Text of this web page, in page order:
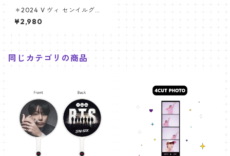
＊2024 V ヴィ センイルグッ
ズ ＊フォトカードコレクショ
ンブック [K☆PARK / K-STAR
¥2,980
同じカテゴリの商品